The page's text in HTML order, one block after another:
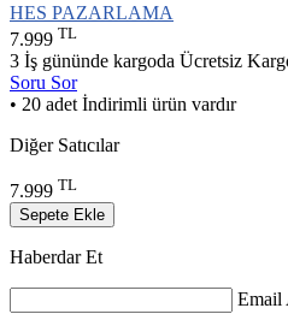
HES PAZARLAMA
7.999 TL
3 İş gününde kargoda Ücretsiz
Soru Sor
• 20 adet İndirimli ürün vardır
Diğer Satıcılar
7.999 TL
Sepete Ekle
Haberdar Et
Email